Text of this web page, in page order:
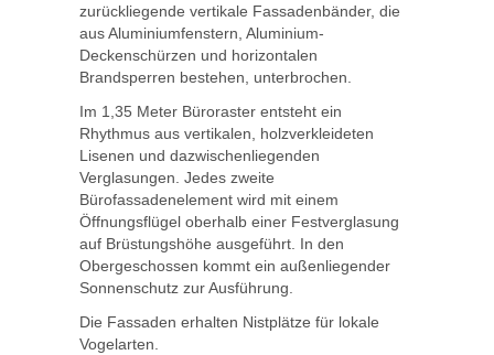
zurückliegende vertikale Fassadenbänder, die
aus Aluminiumfenstern, Aluminium-
Deckenschürzen und horizontalen
Brandsperren bestehen, unterbrochen.
Im 1,35 Meter Büroraster entsteht ein
Rhythmus aus vertikalen, holzverkleideten
Lisenen und dazwischenliegenden
Verglasungen. Jedes zweite
Bürofassadenelement wird mit einem
Öffnungsflügel oberhalb einer Festverglasung
auf Brüstungshöhe ausgeführt. In den
Obergeschossen kommt ein außenliegender
Sonnenschutz zur Ausführung.
Die Fassaden erhalten Nistplätze für lokale
Vogelarten.